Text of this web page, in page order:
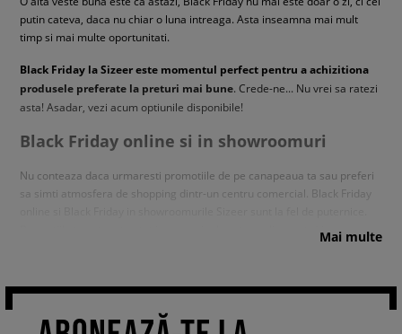
putin cateva, daca nu chiar o luna intreaga. Asta inseamna mai mult
timp si mai multe oportunitati.
Black Friday la Sizeer este momentul perfect pentru a achizitiona
produsele preferate la preturi mai bune. Crede-ne... Nu vrei sa ratezi
asta! Asadar, vezi acum optiunile disponibile!
Black Friday online si in showroomuri
Nu conteaza daca urmaresti promotiile de pe canapeaua ta sau preferi
sa simti atmosfera de shopping dintr-un centru comercial. Black Friday
showroomurile noastre, astfel incat poti alege optiunea care ti se
Black Friday online este alegerea perfecta pentru persoanele care
apreciaza confortul si nu doresc sa piarda timp proband haine sau
Mai multe